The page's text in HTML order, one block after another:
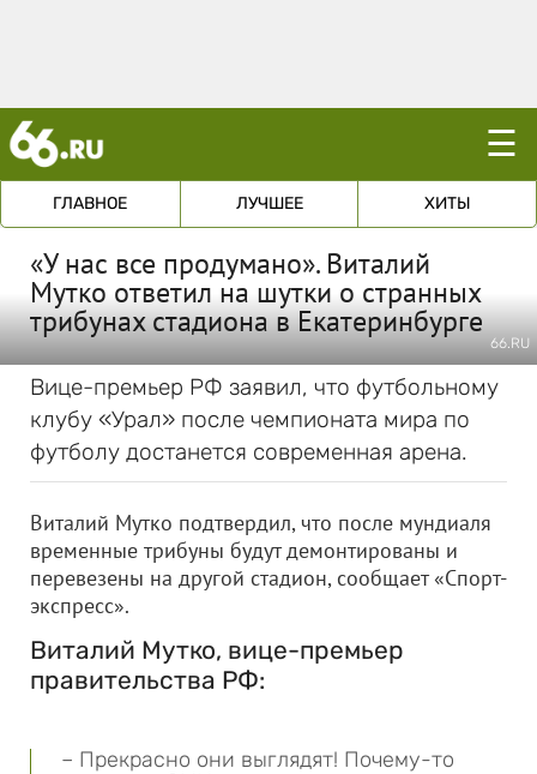
☰
ГЛАВНОЕ ЛУЧШЕЕ ХИТЫ
«У нас все продумано». Виталий
Мутко ответил на шутки о странных
трибунах стадиона в Екатеринбурге
66.RU
Вице-премьер РФ заявил, что футбольному
клубу «Урал» после чемпионата мира по
футболу достанется современная арена.
Виталий Мутко подтвердил, что после мундиаля
временные трибуны будут демонтированы и
перевезены на другой стадион, сообщает «Спорт-
экспресс».
Виталий Мутко, вице-премьер
правительства РФ:
– Прекрасно они выглядят! Почему-то